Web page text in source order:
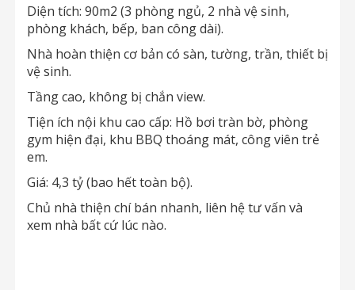
Diện tích: 90m2 (3 phòng ngủ, 2 nhà vệ sinh,
phòng khách, bếp, ban công dài).
Nhà hoàn thiện cơ bản có sàn, tường, trần, thiết bị
vệ sinh.
Tầng cao, không bị chắn view.
Tiện ích nội khu cao cấp: Hồ bơi tràn bờ, phòng
gym hiện đại, khu BBQ thoáng mát, công viên trẻ
em.
Giá: 4,3 tỷ (bao hết toàn bộ).
Chủ nhà thiện chí bán nhanh, liên hệ tư vấn và
xem nhà bất cứ lúc nào.